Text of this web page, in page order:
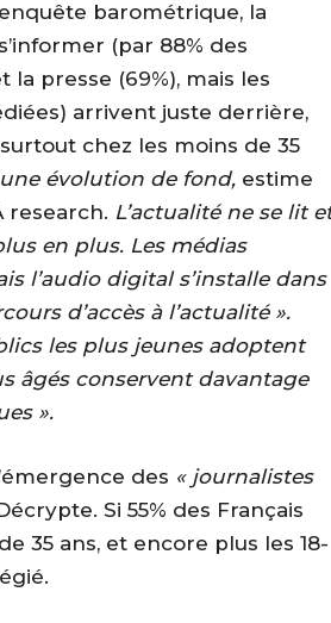
barométrique, la
(par 88% des
presse (69%), mais les
arrivent juste derrière,
chez les moins de 35
évolution de fond, estime
research. L’actualité ne se lit
en plus. Les médias
l’audio digital s’installe dans
d’accès à l’actualité ».
les plus jeunes adoptent
âgés conservent davantage
».
des « journalistes
Si 55% des Français
35 ans, et encore plus les 18-